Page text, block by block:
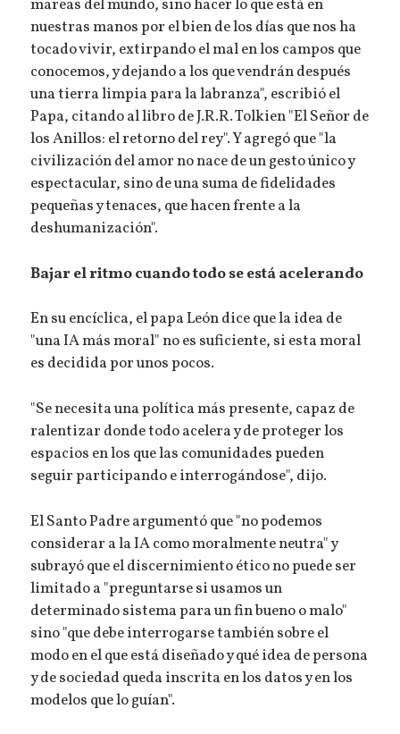
mareas del mundo, sino hacer lo que está en
nuestras manos por el bien de los días que nos ha
tocado vivir, extirpando el mal en los campos que
conocemos, y dejando a los que vendrán después
una tierra limpia para la labranza", escribió el
Papa, citando al libro de J.R.R. Tolkien "El Señor de
los Anillos: el retorno del rey". Y agregó que "la
civilización del amor no nace de un gesto único y
espectacular, sino de una suma de fidelidades
pequeñas y tenaces, que hacen frente a la
deshumanización".
Bajar el ritmo cuando todo se está acelerando
En su encíclica, el papa León dice que la idea de
"una IA más moral" no es suficiente, si esta moral
es decidida por unos pocos.
"Se necesita una política más presente, capaz de
ralentizar donde todo acelera y de proteger los
espacios en los que las comunidades pueden
seguir participando e interrogándose", dijo.
El Santo Padre argumentó que "no podemos
considerar a la IA como moralmente neutra" y
subrayó que el discernimiento ético no puede ser
limitado a "preguntarse si usamos un
determinado sistema para un fin bueno o malo"
sino "que debe interrogarse también sobre el
modo en el que está diseñado y qué idea de persona
y de sociedad queda inscrita en los datos y en los
modelos que lo guían".